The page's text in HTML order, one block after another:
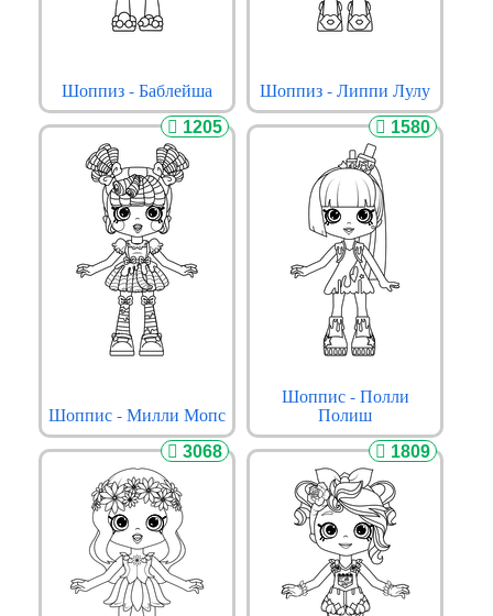
Шоппиз - Баблейша Шоппиз - Липпи Лулу
1205
Шоппис - Милли Мопс
1580
Шоппис - Полли
Полиш
3068 1809